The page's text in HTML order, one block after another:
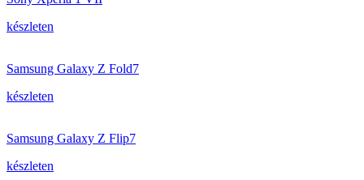
készleten
Samsung Galaxy Z Fold7
készleten
Samsung Galaxy Z Flip7
készleten